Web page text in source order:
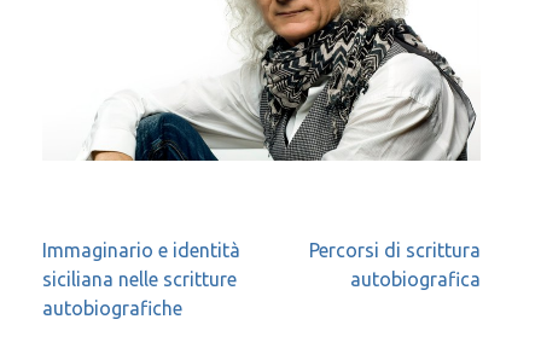
Navigazione
articoli
Immaginario e identità
siciliana nelle scritture
autobiografiche
Percorsi di scrittura
autobiografica